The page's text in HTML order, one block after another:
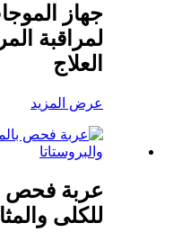
جهاز
لمراقبة
العلاج
عرض المزيد
عربة فحص
للكلى